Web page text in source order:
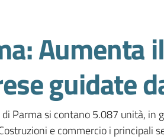
Aumenta
guidate
Parma si contano 5.087 unità, in
e commercio i principali